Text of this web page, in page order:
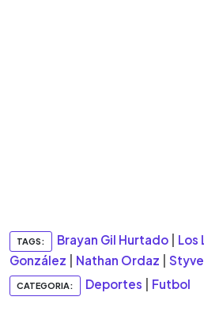
TAGS: Brayan Gil Hurtado Los
González
Nathan Ordaz
CATEGORIA: Deportes Futbol